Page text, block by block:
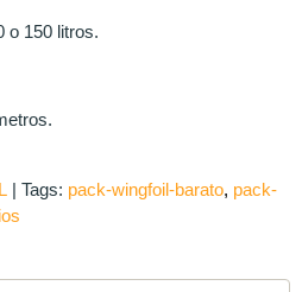
o 150 litros.
| Tags: pack-wingfoil-barato pack-